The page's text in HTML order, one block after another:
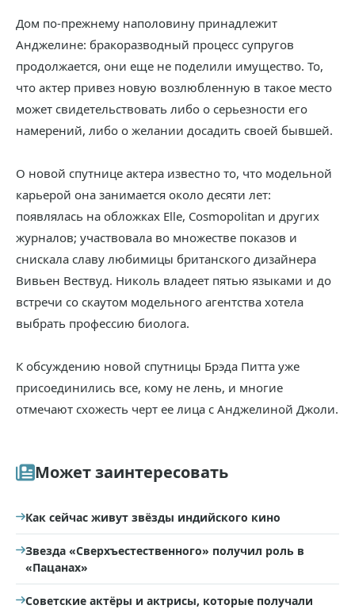
Дом по-прежнему наполовину принадлежит
Анджелине: бракоразводный процесс супругов
продолжается, они еще не поделили имущество. То,
что актер привез новую возлюбленную в такое место
может свидетельствовать либо о серьезности его
намерений, либо о желании досадить своей бывшей.
О новой спутнице актера известно то, что модельной
карьерой она занимается около десяти лет:
появлялась на обложках Elle, Cosmopolitan и других
журналов; участвовала во множестве показов и
снискала славу любимицы британского дизайнера
Вивьен Вествуд. Николь владеет пятью языками и до
встречи со скаутом модельного агентства хотела
выбрать профессию биолога.
К обсуждению новой спутницы Брэда Питта уже
присоединились все, кому не лень, и многие
отмечают схожесть черт ее лица с Анджелиной Джоли.
Может заинтересовать
Как сейчас живут звёзды индийского кино
Звезда «Сверхъестественного» получил роль в
«Пацанах»
Советские актёры и актрисы, которые получали